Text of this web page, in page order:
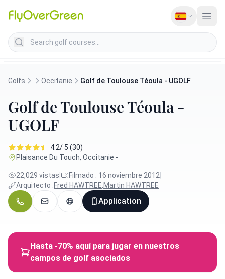
Search golf courses
Golfs Occitanie Golf de Toulouse Téoula - UGOLF
Golf de Toulouse Téoula -
UGOLF
4.2/ 5 (30)
Plaisance Du Touch, Occitanie -
22,029 vistas Filmado : 16 noviembre 2012
Arquitecto :Fred HAWTREE,Martin HAWTREE
Application
Hasta -70% aquí para jugar en nuestros
campos de golf asociados